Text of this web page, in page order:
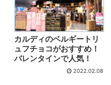
カルディのベルギートリ
ュフチョコがおすすめ！
バレンタインで人気！
2022.02.08